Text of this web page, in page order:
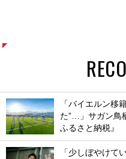
「バイエルン移
た”…」サガン鳥
ふるさと納税』
「少しぼやけて